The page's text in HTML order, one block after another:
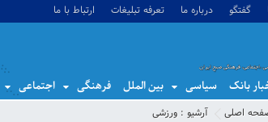
گفتگو درباره ما تعرفه تبلیغات ارتباط با ما
بانک سیاسی بین الملل فرهنگی اجتماعی
اصلی آرشیو : ورزشی